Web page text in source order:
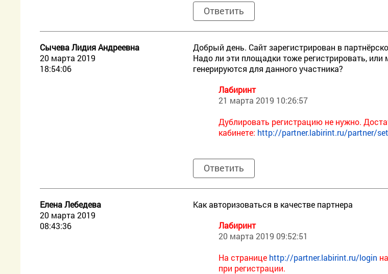
Ответить
Сычева Лидия Андреевна
20 марта 2019
18:54:06
Добрый день. Сайт зарегистрирован в
Надо ли эти площадки тоже регистрировать,
генерируются для данного участника?
Лабиринт
21 марта 2019 10:26:57
Дублировать регистрацию не нужно.
кабинете: http://partner.labirint.ru/partner/
Ответить
Елена Лебедева
20 марта 2019
08:43:36
Как авторизоваться в качестве партнера
Лабиринт
20 марта 2019 09:52:51
На странице http://partner.labirint.ru/login
при регистрации.